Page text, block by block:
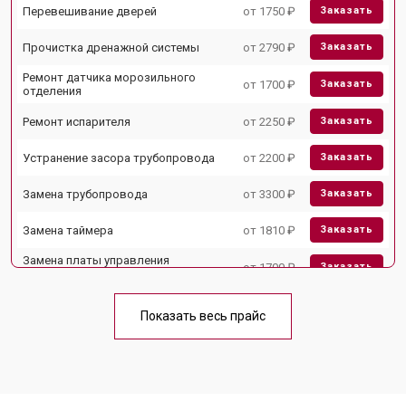
Перевешивание дверей от 1750 ₽ Заказать
Прочистка дренажной системы от 2790 ₽ Заказать
Ремонт датчика морозильного
отделения
от 1700 ₽ Заказать
Ремонт испарителя от 2250 ₽ Заказать
Устранение засора трубопровода от 2200 ₽ Заказать
Замена трубопровода от 3300 ₽ Заказать
Замена таймера от 1810 ₽ Заказать
Замена платы управления
от 1700 ₽ Заказать
Ремонт/замена датчика
Замена термостата от 1700 ₽
Показать весь прайс